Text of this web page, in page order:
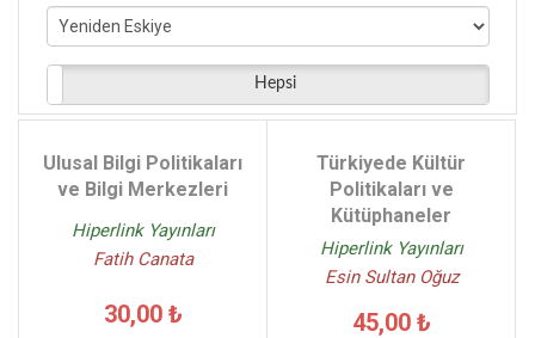
Mustafa Bıyıklı - (2)
Mustafa Tarakçı - (2)
Semanur Öztemiz - (1)
Hepsi
Ulusal Bilgi Politikaları
ve Bilgi Merkezleri
Hiperlink Yayınları
Fatih Canata
30,00 ₺
Türkiyede Kültür
Politikaları ve
Kütüphaneler
Hiperlink Yayınları
Esin Sultan Oğuz
45,00 ₺